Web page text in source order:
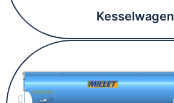
Kesselwagen